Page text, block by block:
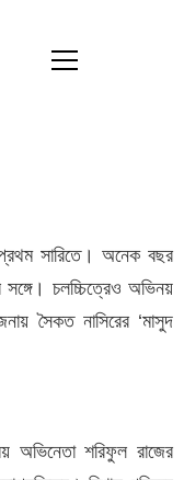
সারিতে। অনেক বছর
সঙ্গে। চলচ্চিত্রেও অভিনয়
সৈকত নাসিরের ‘মাসুদ
অভিনেতা শরিফুল রাজের